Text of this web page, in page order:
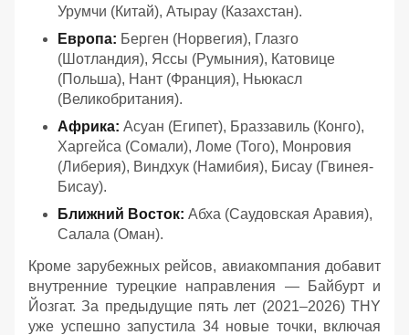
Урумчи (Китай), Атырау (Казахстан).
Европа: Берген (Норвегия), Глазго
(Шотландия), Яссы (Румыния), Катовице
(Польша), Нант (Франция), Ньюкасл
(Великобритания).
Африка: Асуан (Египет), Браззавиль (Конго),
Харгейса (Сомали), Ломе (Того), Монровия
(Либерия), Виндхук (Намибия), Бисау (Гвинея-
Бисау).
Ближний Восток: Абха (Саудовская Аравия),
Салала (Оман).
Кроме зарубежных рейсов, авиакомпания добавит
внутренние турецкие направления — Байбурт и
Йозгат. За предыдущие пять лет (2021–2026) THY
уже успешно запустила 34 новые точки, включая